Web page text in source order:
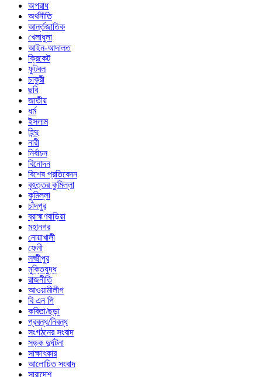
অপরাধ
অর্থনীতি
আর্ন্তজাতিক
খেলাধুলা
আইন-আদালত
ক্রিকেট
ফুটবল
চাকুরী
ছবি
জাতীয়
ধর্ম
ইসলাম
হিন্দু
নারী
নির্বাচন
বিনোদন
বিশেষ প্রতিবেদন
বৃহত্তর কুমিল্লা
কুমিল্লা
চাঁদপুর
ব্রাহ্মণবাড়িয়া
মহানগর
নোয়াখালী
ফেনী
লক্ষ্মীপুর
মুক্তিযুদ্ধ
রাজনীতি
আওয়ামীলীগ
বি এন পি
কবিতা/ছড়া
প্রবন্ধ/নিবন্ধ
সংগঠনের সংবাদ
সড়ক দুর্ঘটনা
সাক্ষাৎকার
আলোচিত সংবাদ
সারাদেশ